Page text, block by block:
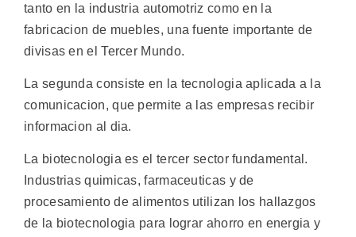
tanto en la industria automotriz como en la
fabricacion de muebles, una fuente importante de
divisas en el Tercer Mundo.
La segunda consiste en la tecnologia aplicada a la
comunicacion, que permite a las empresas recibir
informacion al dia.
La biotecnologia es el tercer sector fundamental.
Industrias quimicas, farmaceuticas y de
procesamiento de alimentos utilizan los hallazgos
de la biotecnologia para lograr ahorro en energia y